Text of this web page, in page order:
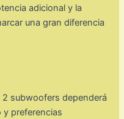
adicional y la
una gran diferencia
2 subwoofers dependerá
y preferencias